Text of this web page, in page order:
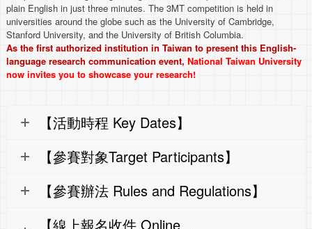
plain English in just three minutes. The 3MT competition is held in
universities around the globe such as the University of Cambridge,
Stanford University, and the University of British Columbia.
As the first authorized institution in Taiwan to present this English-
language research communication event,National Taiwan University
now invites you to showcase your research!
【活動時程 Key Dates】
【參賽對象Target Participants】
【參賽辦法 Rules and Regulations】
【線上報名收件 Online